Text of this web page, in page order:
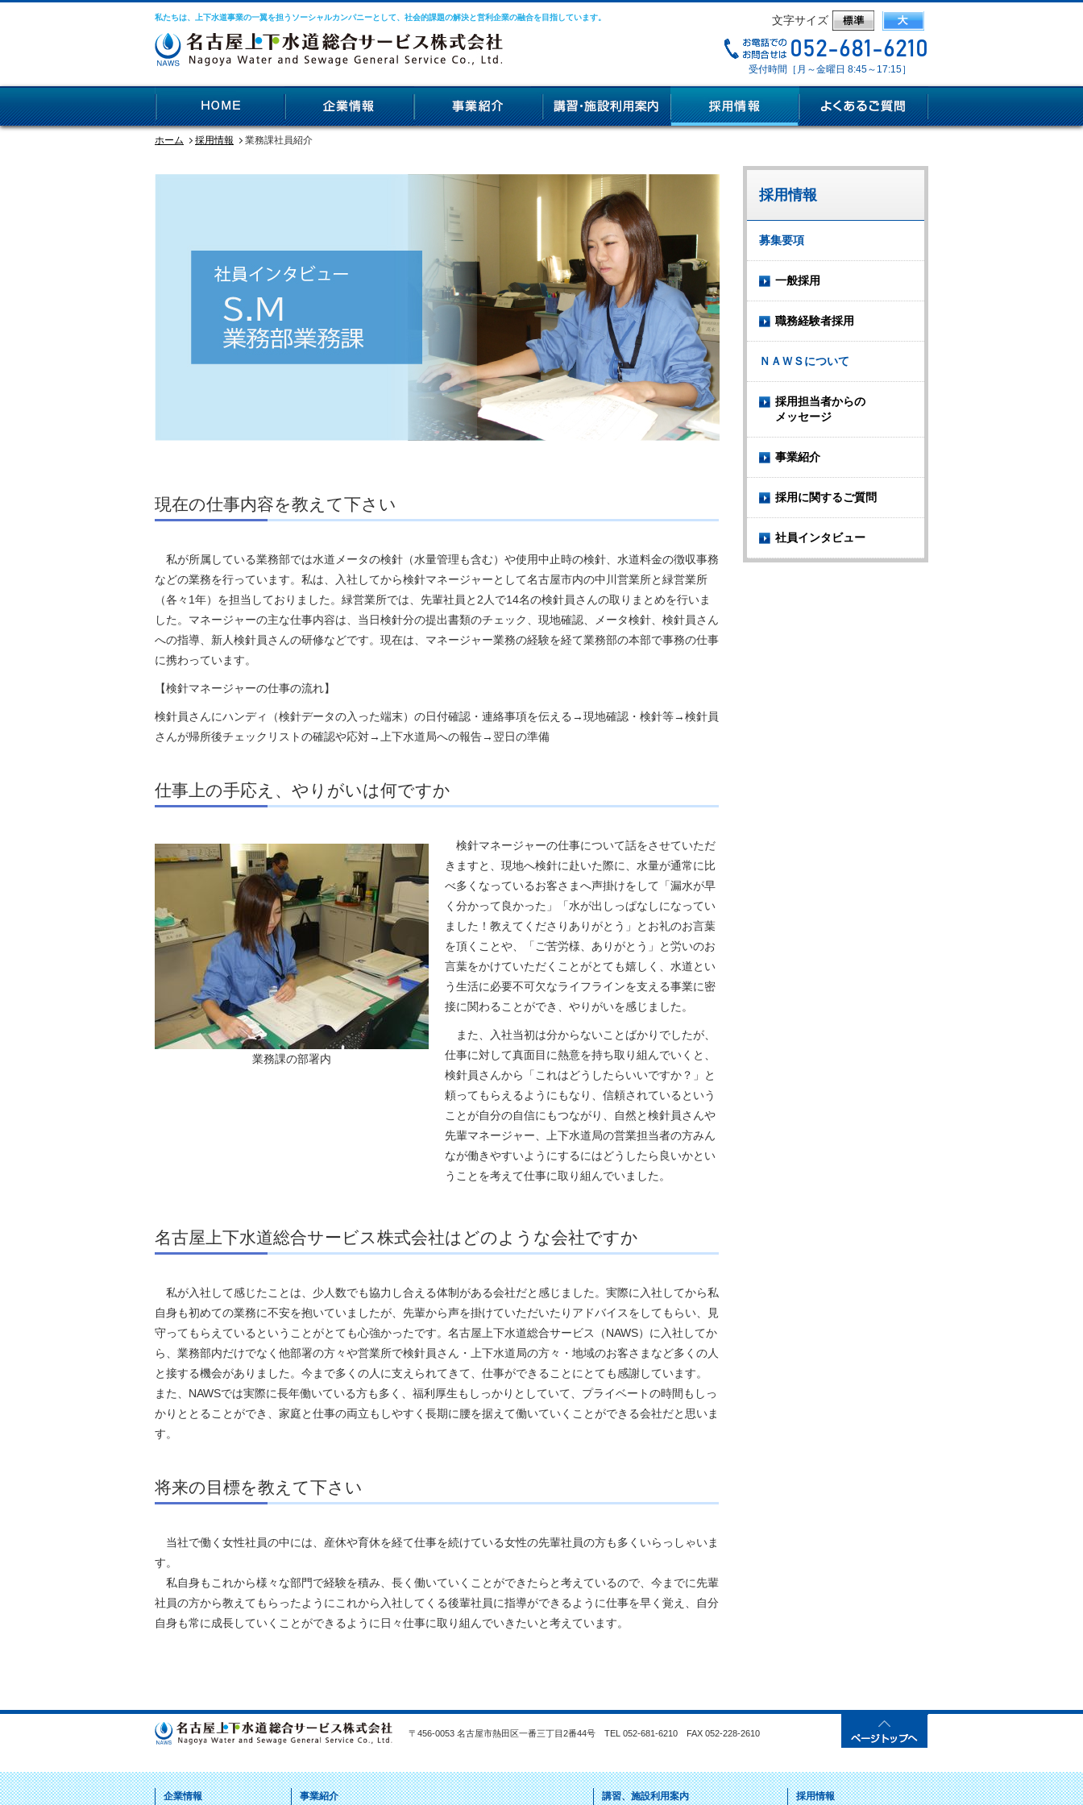
私たちは、上下水道事業の一翼を担うソーシャルカンパニーとして、社会的課題の解決と営利企業の融合を目指しています。 文字サイズ
受付時間［月～金曜日 8:45～17:15］
ホーム 採用情報 業務課社員紹介
現在の仕事内容を教えて下さい
私が所属している業務部では水道メータの検針（水量管理も含む）や使用中止時の検針、水道料金の徴収事務
などの業務を行っています。私は、入社してから検針マネージャーとして名古屋市内の中川営業所と緑営業所
（各々1年）を担当しておりました。緑営業所では、先輩社員と2人で14名の検針員さんの取りまとめを行いま
した。マネージャーの主な仕事内容は、当日検針分の提出書類のチェック、現地確認、メータ検針、検針員さん
への指導、新人検針員さんの研修などです。現在は、マネージャー業務の経験を経て業務部の本部で事務の仕事
に携わっています。
【検針マネージャーの仕事の流れ】
検針員さんにハンディ（検針データの入った端末）の日付確認・連絡事項を伝える→現地確認・検針等→検針員
さんが帰所後チェックリストの確認や応対→上下水道局への報告→翌日の準備
仕事上の手応え、やりがいは何ですか
業務課の部署内
検針マネージャーの仕事について話をさせていただ
きますと、現地へ検針に赴いた際に、水量が通常に比
べ多くなっているお客さまへ声掛けをして「漏水が早
く分かって良かった」「水が出しっぱなしになってい
ました！教えてくださりありがとう」とお礼のお言葉
を頂くことや、「ご苦労様、ありがとう」と労いのお
言葉をかけていただくことがとても嬉しく、水道とい
う生活に必要不可欠なライフラインを支える事業に密
接に関わることができ、やりがいを感じました。
また、入社当初は分からないことばかりでしたが、
仕事に対して真面目に熱意を持ち取り組んでいくと、
検針員さんから「これはどうしたらいいですか？」と
頼ってもらえるようにもなり、信頼されているという
ことが自分の自信にもつながり、自然と検針員さんや
先輩マネージャー、上下水道局の営業担当者の方みん
なが働きやすいようにするにはどうしたら良いかとい
うことを考えて仕事に取り組んでいました。
名古屋上下水道総合サービス株式会社はどのような会社ですか
私が入社して感じたことは、少人数でも協力し合える体制がある会社だと感じました。実際に入社してから私
自身も初めての業務に不安を抱いていましたが、先輩から声を掛けていただいたりアドバイスをしてもらい、見
守ってもらえているということがとても心強かったです。名古屋上下水道総合サービス（NAWS）に入社してか
ら、業務部内だけでなく他部署の方々や営業所で検針員さん・上下水道局の方々・地域のお客さまなど多くの人
と接する機会がありました。今まで多くの人に支えられてきて、仕事ができることにとても感謝しています。
また、NAWSでは実際に長年働いている方も多く、福利厚生もしっかりとしていて、プライベートの時間もしっ
かりととることができ、家庭と仕事の両立もしやすく長期に腰を据えて働いていくことができる会社だと思いま
す。
将来の目標を教えて下さい
当社で働く女性社員の中には、産休や育休を経て仕事を続けている女性の先輩社員の方も多くいらっしゃいま
す。
私自身もこれから様々な部門で経験を積み、長く働いていくことができたらと考えているので、今までに先輩
社員の方から教えてもらったようにこれから入社してくる後輩社員に指導ができるように仕事を早く覚え、自分
自身も常に成長していくことができるように日々仕事に取り組んでいきたいと考えています。
採用情報
募集要項
一般採用
職務経験者採用
ＮＡＷＳについて
採用担当者からの
メッセージ
事業紹介
採用に関するご質問
社員インタビュー
〒456-0053 名古屋市熱田区一番三丁目2番44号 TEL 052-681-6210 FAX 052-228-2610
企業情報 事業紹介 講習、施設利用案内 採用情報